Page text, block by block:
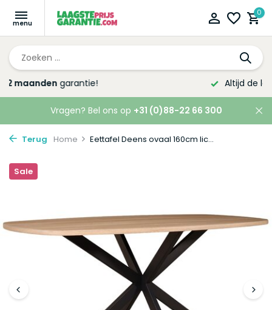
0
Altijd de laagste
Vragen? Bel ons op +31 (0)88-22 66 300
Terug Home Eettafel Deens ovaal 160cm lic...
Sale